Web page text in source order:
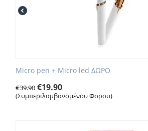
Micro pen + Micro led ΔΩΡΟ
€39.90 €19.90
(Συμπεριλαμβανομένου Φορου)